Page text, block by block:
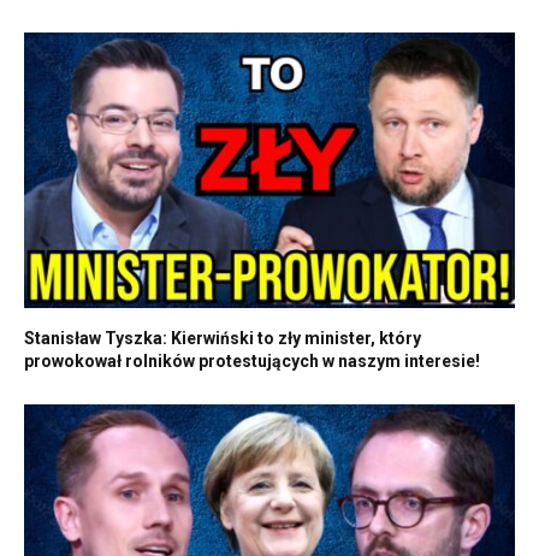
Stanisław Tyszka: Kierwiński to zły minister, który
prowokował rolników protestujących w naszym interesie!